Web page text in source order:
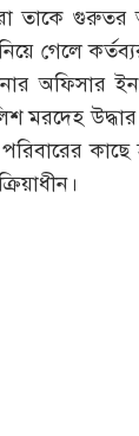
তাকে গুরুতর
গেলে
অফিসার
মরদেহ